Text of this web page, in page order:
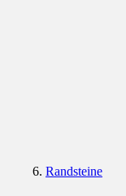
Randsteine